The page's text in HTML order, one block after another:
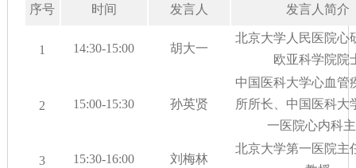
序号 时间 发言人 发言人简介
1 14:30-1 5:00 胡大一
北京大学人民医院心
欧亚科学院院
2 15:00-1 5:30 孙英贤
中国医科大学心血管
所所长、中国医科大
一医院心内科
3 15:30-16:00 刘梅林
北京大学第一医院主